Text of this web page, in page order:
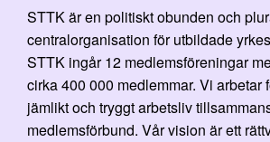
STTK är en politiskt obunden och
centralorganisation för utbildade
STTK ingår 12 medlemsföreningar
cirka 400 000 medlemmar. Vi arbetar
jämlikt och tryggt arbetsliv
medlemsförbund. Vår vision är ett